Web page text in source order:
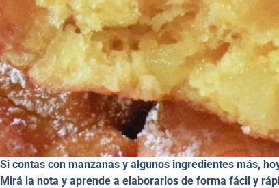
Si contas con manzanas y algunos ingredientes más,
Mirá la nota y aprende a elaborarlos de forma fácil y